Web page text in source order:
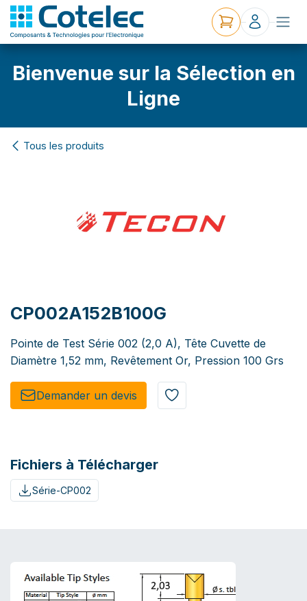
Bienvenue sur la Sélection en
Ligne
Tous les produits
CP002A152B100G
Pointe de Test Série 002 (2,0 A), Tête Cuvette de
Diamètre 1,52 mm, Revêtement Or, Pression 100 Grs
Demander un de​​vis​​
Fichiers à Télécharger
Série-CP002